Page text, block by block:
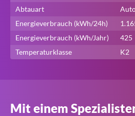
Abtauart
Energieverbrauch (kWh/24h)
Energieverbrauch (kWh/Jahr)
425
Temperaturklasse
K2
Mit einem